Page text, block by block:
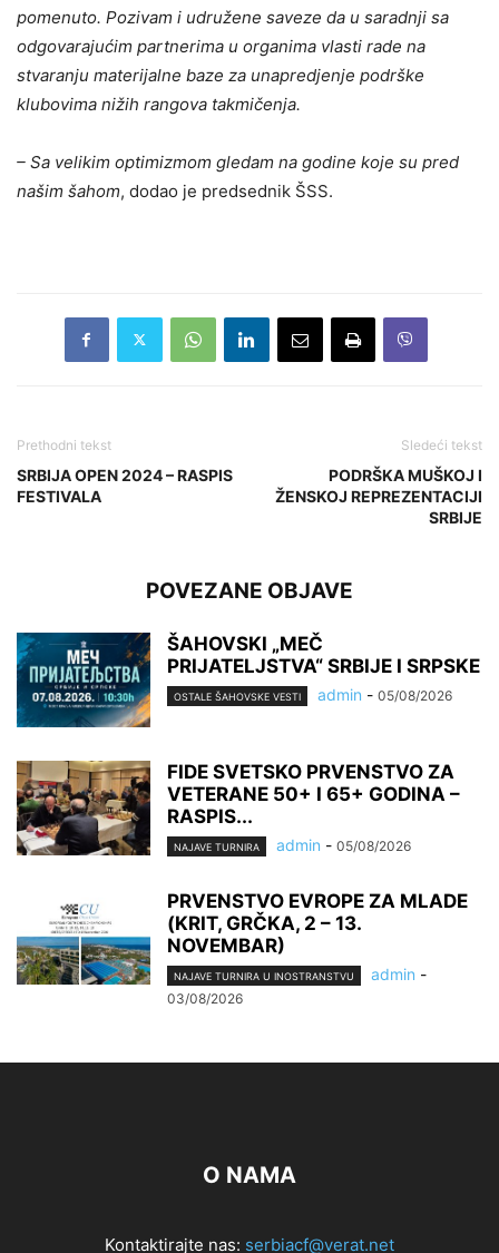
pomenuto. Pozivam i udružene saveze da u saradnji sa
odgovarajućim partnerima u organima vlasti rade na
stvaranju materijalne baze za unapredjenje podrške
klubovima nižih rangova takmičenja.
– Sa velikim optimizmom gledam na godine koje su pred
našim šahom, dodao je predsednik ŠSS.
Prethodni tekst
SRBIJA OPEN 2024 – RASPIS
FESTIVALA
Sledeći tekst
PODRŠKA MUŠKOJ I
ŽENSKOJ REPREZENTACIJI
SRBIJE
POVEZANE OBJAVE
ŠAHOVSKI „MEČ
PRIJATELJSTVA“ SRBIJE I SRPSKE
OSTALE ŠAHOVSKE VESTI admin - 05/08/2026
FIDE SVETSKO PRVENSTVO ZA
VETERANE 50+ I 65+ GODINA –
RASPIS...
NAJAVE TURNIRA admin - 05/08/2026
PRVENSTVO EVROPE ZA MLADE
(KRIT, GRČKA, 2 – 13.
NOVEMBAR)
NAJAVE TURNIRA U INOSTRANSTVU admin -
03/08/2026
O NAMA
Kontaktirajte nas: serbiacf@verat.net